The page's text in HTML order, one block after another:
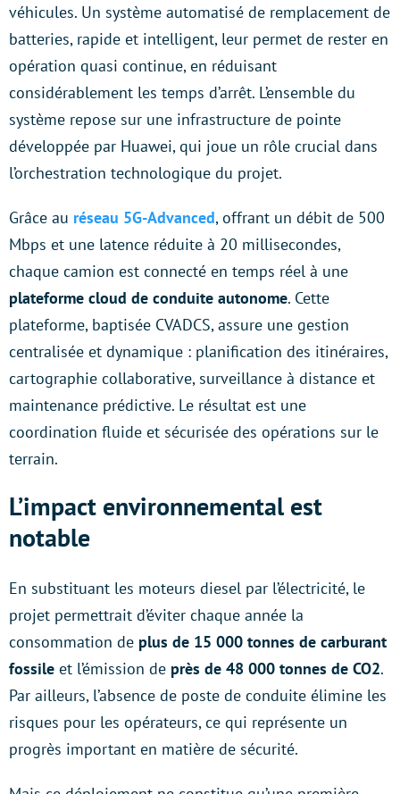
véhicules. Un système automatisé de remplacement de
batteries, rapide et intelligent, leur permet de rester en
opération quasi continue, en réduisant
considérablement les temps d’arrêt. L’ensemble du
système repose sur une infrastructure de pointe
développée par Huawei, qui joue un rôle crucial dans
l’orchestration technologique du projet.
Grâce au réseau 5G-Advanced, offrant un débit de 500
Mbps et une latence réduite à 20 millisecondes,
chaque camion est connecté en temps réel à une
plateforme cloud de conduite autonome. Cette
plateforme, baptisée CVADCS, assure une gestion
centralisée et dynamique : planification des itinéraires,
cartographie collaborative, surveillance à distance et
maintenance prédictive. Le résultat est une
coordination fluide et sécurisée des opérations sur le
terrain.
L’impact environnemental est
notable
En substituant les moteurs diesel par l’électricité, le
projet permettrait d’éviter chaque année la
consommation de plus de 15 000 tonnes de carburant
fossile et l’émission de près de 48 000 tonnes de CO2.
Par ailleurs, l’absence de poste de conduite élimine les
risques pour les opérateurs, ce qui représente un
progrès important en matière de sécurité.